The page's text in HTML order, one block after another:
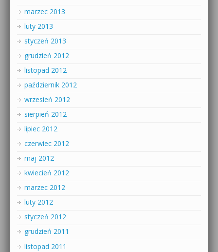
marzec 2013
luty 2013
styczeń 2013
grudzień 2012
listopad 2012
październik 2012
wrzesień 2012
sierpień 2012
lipiec 2012
czerwiec 2012
maj 2012
kwiecień 2012
marzec 2012
luty 2012
styczeń 2012
grudzień 2011
listopad 2011